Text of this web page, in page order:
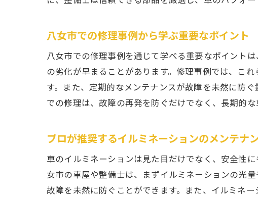
糸
八女市での修理事例から学ぶ重要なポイント
八女市での修理事例を通じて学べる重要なポイント
の劣化が早まることがあります。修理事例では、こ
す。また、定期的なメンテナンスが故障を未然に防
での修理は、故障の再発を防ぐだけでなく、長期的な
プロが推奨するイルミネーションのメンテナ
車のイルミネーションは見た目だけでなく、安全性
女市の車屋や整備士は、まずイルミネーションの光
故障を未然に防ぐことができます。また、イルミネ